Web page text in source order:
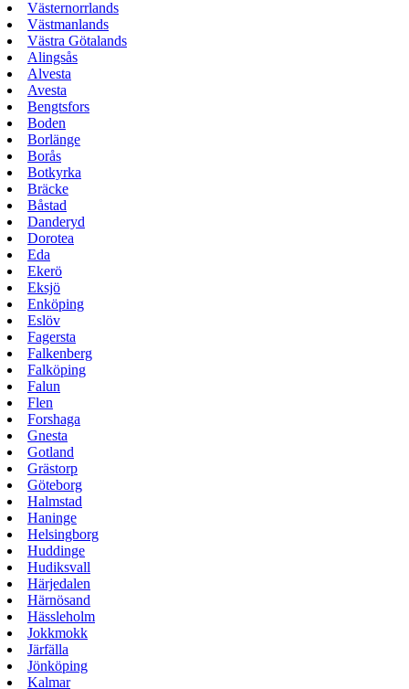
Västernorrlands
Västmanlands
Västra Götalands
Alingsås
Alvesta
Avesta
Bengtsfors
Boden
Borlänge
Borås
Botkyrka
Bräcke
Båstad
Danderyd
Dorotea
Eda
Ekerö
Eksjö
Enköping
Eslöv
Fagersta
Falkenberg
Falköping
Falun
Flen
Forshaga
Gnesta
Gotland
Grästorp
Göteborg
Halmstad
Haninge
Helsingborg
Huddinge
Hudiksvall
Härjedalen
Härnösand
Hässleholm
Jokkmokk
Järfälla
Jönköping
Kalmar